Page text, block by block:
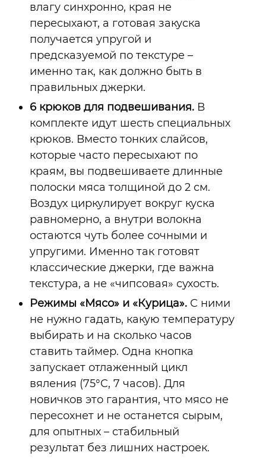
влагу синхронно, края не
пересыхают, а готовая закуска
получается упругой и
предсказуемой по текстуре –
именно так, как должно быть в
правильных джерки.
6 крюков для подвешивания. В
комплекте идут шесть специальных
крюков. Вместо тонких слайсов,
которые часто пересыхают по
краям, вы подвешиваете длинные
полоски мяса толщиной до 2 см.
Воздух циркулирует вокруг куска
равномерно, а внутри волокна
остаются чуть более сочными и
упругими. Именно так готовят
классические джерки, где важна
текстура, а не «чипсовая» сухость.
Режимы «Мясо» и «Курица». С ними
не нужно гадать, какую температуру
выбирать и на сколько часов
ставить таймер. Одна кнопка
запускает отлаженный цикл
вяления (75°C, 7 часов). Для
новичков это гарантия, что мясо не
пересохнет и не останется сырым,
для опытных – стабильный
результат без лишних настроек.